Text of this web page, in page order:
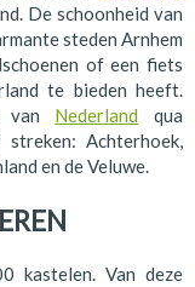
De schoonheid van
steden Arnhem
of een fiets
te bieden heeft.
van Nederland qua
Achterhoek,
en de Veluwe.
kastelen. Van deze